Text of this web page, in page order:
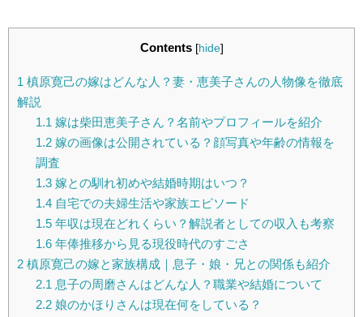
Contents [hide]
1 槙原寛己の嫁はどんな人？妻・恵美子さんの人物像を徹底
解説
1.1 嫁は柴田恵美子さん？名前やプロフィールを紹介
1.2嫁の画像は公開されている？顔写真や年齢の情報を
調査
1.3嫁との馴れ初めや結婚時期はいつ？
1.4自宅での夫婦生活や家族エピソード
1.5年収は現在どれくらい？解説者としての収入も考察
1.6年俸推移から見る現役時代のすごさ
2 槙原寛己の嫁と家族構成｜息子・娘・兄との関係も紹介
2.1 息子の周磨さんはどんな人？職業や結婚について
2.2娘のかほりさんは現在何をしている？